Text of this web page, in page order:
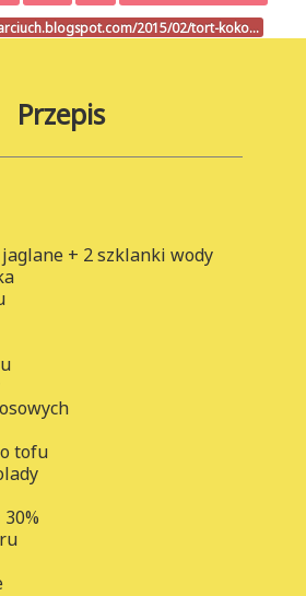
2015/02/tort-koko…
Przepis
+ 2 szklanki wody
tofu